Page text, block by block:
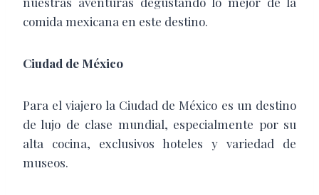
comida mexicana en este destino.
Ciudad de México
Para el viajero la Ciudad de México es un destino
de lujo de clase mundial, especialmente por su
alta cocina, exclusivos hoteles y variedad de
museos.